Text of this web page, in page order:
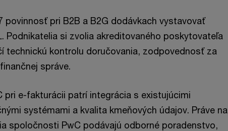
povinnosť pri B2B a B2G dodávkach vystavovať
Podnikatelia si zvolia akreditovaného poskytovateľa
technickú kontrolu doručovania, zodpovednosť za
správe.
pri e-fakturácii patrí integrácia s existujúcimi
systémami a kvalita kmeňových údajov. Práve na
spoločnosti PwC podávajú odborné poradenstvo,